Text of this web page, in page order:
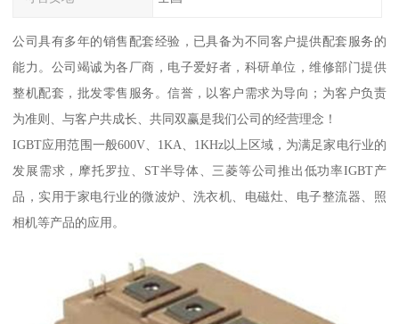
公司具有多年的销售配套经验，已具备为不同客户提供配套服务的
能力。公司竭诚为各厂商，电子爱好者，科研单位，维修部门提供
整机配套，批发零售服务。信誉，以客户需求为导向；为客户负责
为准则、与客户共成长、共同双赢是我们公司的经营理念！
IGBT应用范围一般600V、1KA、1KHz以上区域，为满足家电行业的
发展需求，摩托罗拉、ST半导体、三菱等公司推出低功率IGBT产
品，实用于家电行业的微波炉、洗衣机、电磁灶、电子整流器、照
相机等产品的应用。